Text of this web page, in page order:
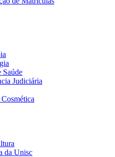
Saúde
Judiciária
da Unisc